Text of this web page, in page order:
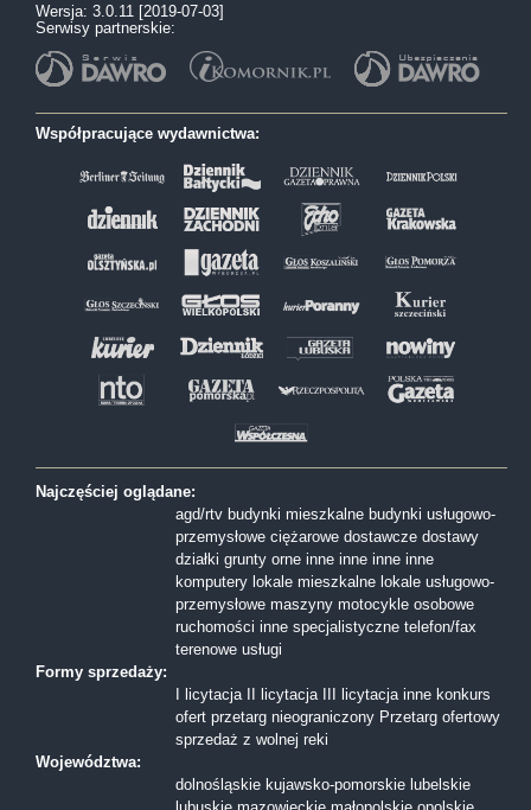
Wersja: 3.0.11 [2019-07-03]
Serwisy partnerskie:
Współpracujące wydawnictwa:
Najczęściej oglądane:
agd/rtv budynki mieszkalne budynki usługowo-
przemysłowe ciężarowe dostawcze dostawy
działki grunty orne inne inne inne inne
komputery lokale mieszkalne lokale usługowo-
przemysłowe maszyny motocykle osobowe
ruchomości inne specjalistyczne telefon/fax
terenowe usługi
Formy sprzedaży:
I licytacja
II licytacja III licytacja inne konkurs
ofert przetarg nieograniczony Przetarg ofertowy
sprzedaż z wolnej reki
Województwa:
dolnośląskie kujawsko-pomorskie lubelskie